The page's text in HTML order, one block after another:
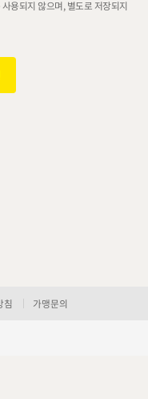
용되지 않으며, 별도로 저장되지
침 가맹문의